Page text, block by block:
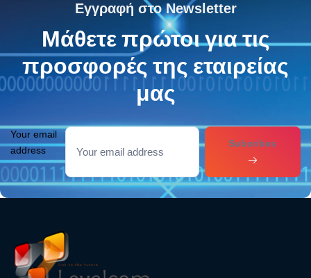
Εγγραφή στο Newsletter
Μάθετε πρώτοι για τις
προσφορές της εταιρείας
μας
Your email
address
Subcribes